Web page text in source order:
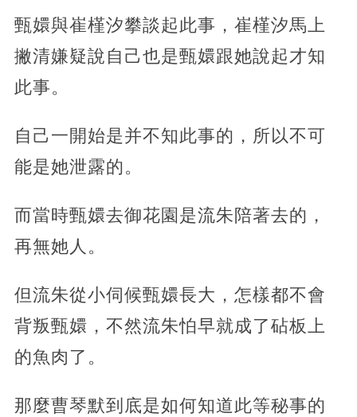
甄嬛與崔槿汐攀談起此事，崔槿汐馬上
撇清嫌疑說自己也是甄嬛跟她說起才知
此事。
自己一開始是并不知此事的，所以不可
能是她泄露的。
而當時甄嬛去御花園是流朱陪著去的，
再無她人。
但流朱從小伺候甄嬛長大，怎樣都不會
背叛甄嬛，不然流朱怕早就成了砧板上
的魚肉了。
那麼曹琴默到底是如何知道此等秘事的